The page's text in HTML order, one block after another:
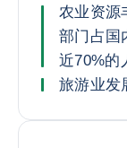
农业资源
部门占国
近70%的
旅游业发